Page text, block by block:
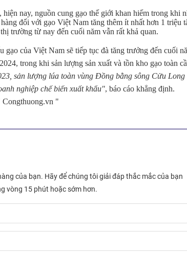
nay, nguồn cung gạo thế giới khan hiếm trong khi
đối với gạo Việt Nam tăng thêm ít nhất hơn 1 triệu
trường từ nay đến cuối năm vẫn rất khả quan.
của Việt Nam sẽ tiếp tục đà tăng trưởng đến cuối
trong khi sản lượng sản xuất và tồn kho gạo toàn
sản lượng lúa toàn vùng Đồng bằng sông Cửu Long
nghiệp chế biến xuất khẩu", báo cáo khẳng định.
"
của bạn. Hãy để chúng tôi giải đáp thắc mắc của bạn
vòng 15 phút hoặc sớm hơn.